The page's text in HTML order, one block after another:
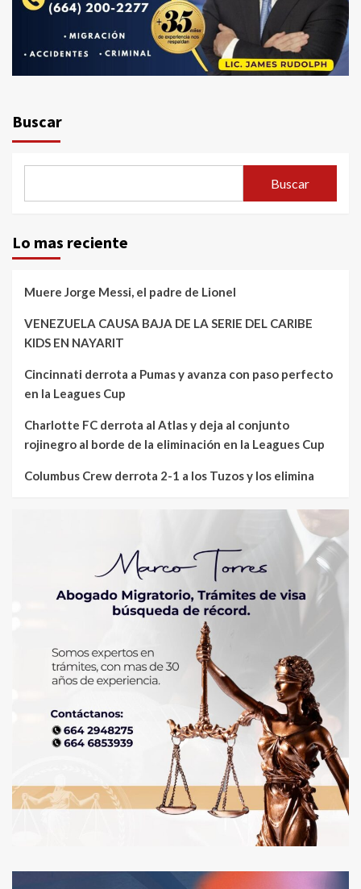
Buscar
Buscar
Lo mas reciente
Muere Jorge Messi, el padre de Lionel
VENEZUELA CAUSA BAJA DE LA SERIE DEL CARIBE
KIDS EN NAYARIT
Cincinnati derrota a Pumas y avanza con paso perfecto
en la Leagues Cup
Charlotte FC derrota al Atlas y deja al conjunto
rojinegro al borde de la eliminación en la Leagues Cup
Columbus Crew derrota 2-1 a los Tuzos y los elimina